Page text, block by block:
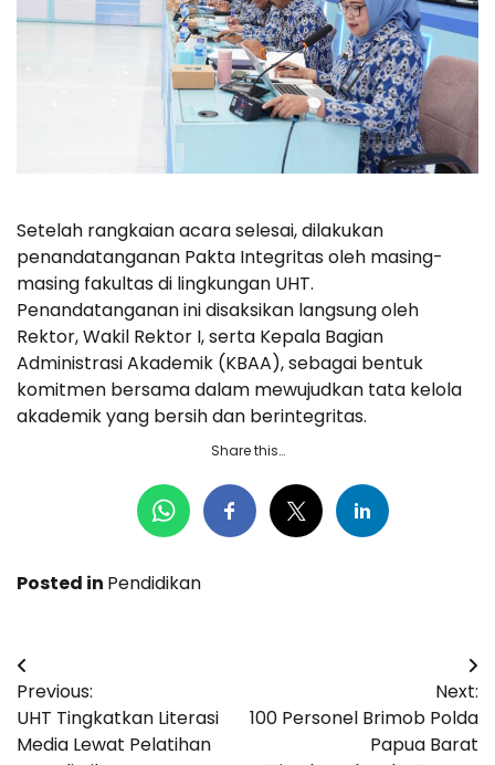
Setelah rangkaian acara selesai, dilakukan
penandatanganan Pakta Integritas oleh masing-
masing fakultas di lingkungan UHT.
Penandatanganan ini disaksikan langsung oleh
Rektor, Wakil Rektor I, serta Kepala Bagian
Administrasi Akademik (KBAA), sebagai bentuk
komitmen bersama dalam mewujudkan tata kelola
akademik yang bersih dan berintegritas.
Share this…
Posted in Pendidikan
Navigasi
pos
Previous:
UHT Tingkatkan Literasi
Media Lewat Pelatihan
Next:
100 Personel Brimob Polda
Papua Barat